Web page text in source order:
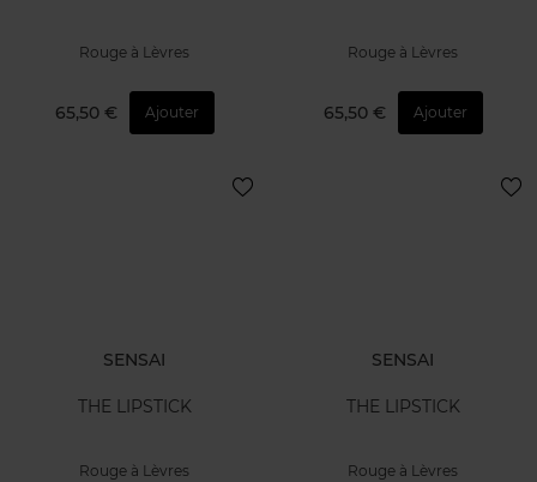
Rouge à Lèvres
65,50 € Ajouter
Rouge à Lèvres
65,50 € Ajouter
SENSAI
THE LIPSTICK
Rouge à Lèvres
SENSAI
THE LIPSTICK
Rouge à Lèvres